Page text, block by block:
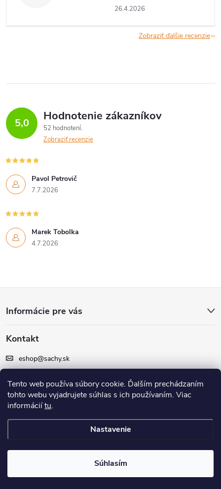
Tento web používa súbory cookie. Ďalším prechádzaním
tohto webu vyjadrujete súhlas s ich používaním. Viac
informáciítu.
Nastavenie
Súhlasím
26.4.2026
Zobraziť ďalšie recenzie
5,0 Hodnotenie zákazníkov
52 hodnotení
Zobraziť recenzie
Pavol Petrovič
7.7.2026
Marek Tobolka
4.7.2026
p
ä
e
Informácie pre vás
Kontakt
eshop@sachy.sk
Facebook
Copyright 2026šachy.sk. Všetky práva vyhradené.